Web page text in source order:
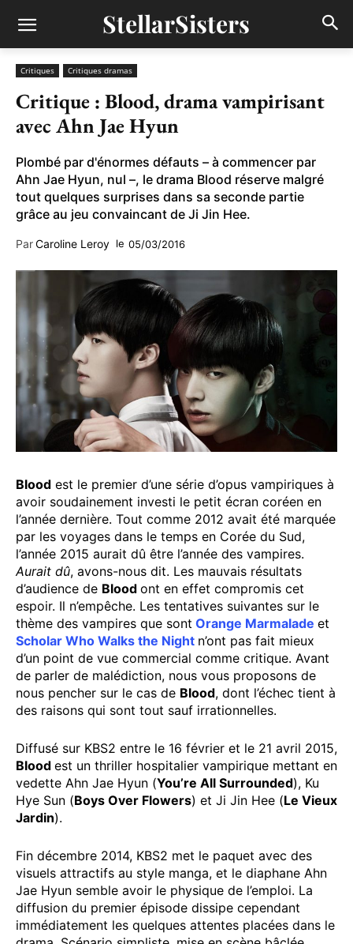
StellarSisters
Critiques Critiques dramas
Critique : Blood, drama vampirisant
avec Ahn Jae Hyun
Plombé par d'énormes défauts – à commencer par
Ahn Jae Hyun, nul –, le drama Blood réserve malgré
tout quelques surprises dans sa seconde partie
grâce au jeu convaincant de Ji Jin Hee.
ParCaroline Leroy le 05/03/2016
Blood est le premier d’une série d’opus vampiriques à
avoir soudainement investi le petit écran coréen en
l’année dernière. Tout comme 2012 avait été marquée
par les voyages dans le temps en Corée du Sud,
l’année 2015 aurait dû être l’année des vampires.
Aurait dû, avons-nous dit. Les mauvais résultats
d’audience de Blood ont en effet compromis cet
espoir. Il n’empêche. Les tentatives suivantes sur le
thème des vampires que sont Orange Marmalade et
Scholar Who Walks the Night n’ont pas fait mieux
d’un point de vue commercial comme critique. Avant
de parler de malédiction, nous vous proposons de
nous pencher sur le cas de Blood, dont l’échec tient à
des raisons qui sont tout sauf irrationnelles.
Diffusé sur KBS2 entre le 16 février et le 21 avril 2015,
Blood est un thriller hospitalier vampirique mettant en
vedette Ahn Jae Hyun (You’re All Surrounded), Ku
Hye Sun (Boys Over Flowers) et Ji Jin Hee (Le Vieux
Jardin).
Fin décembre 2014, KBS2 met le paquet avec des
visuels attractifs au style manga, et le diaphane Ahn
Jae Hyun semble avoir le physique de l’emploi. La
diffusion du premier épisode dissipe cependant
immédiatement les quelques attentes placées dans le